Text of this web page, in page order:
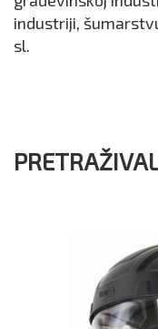
industriji,
sl.